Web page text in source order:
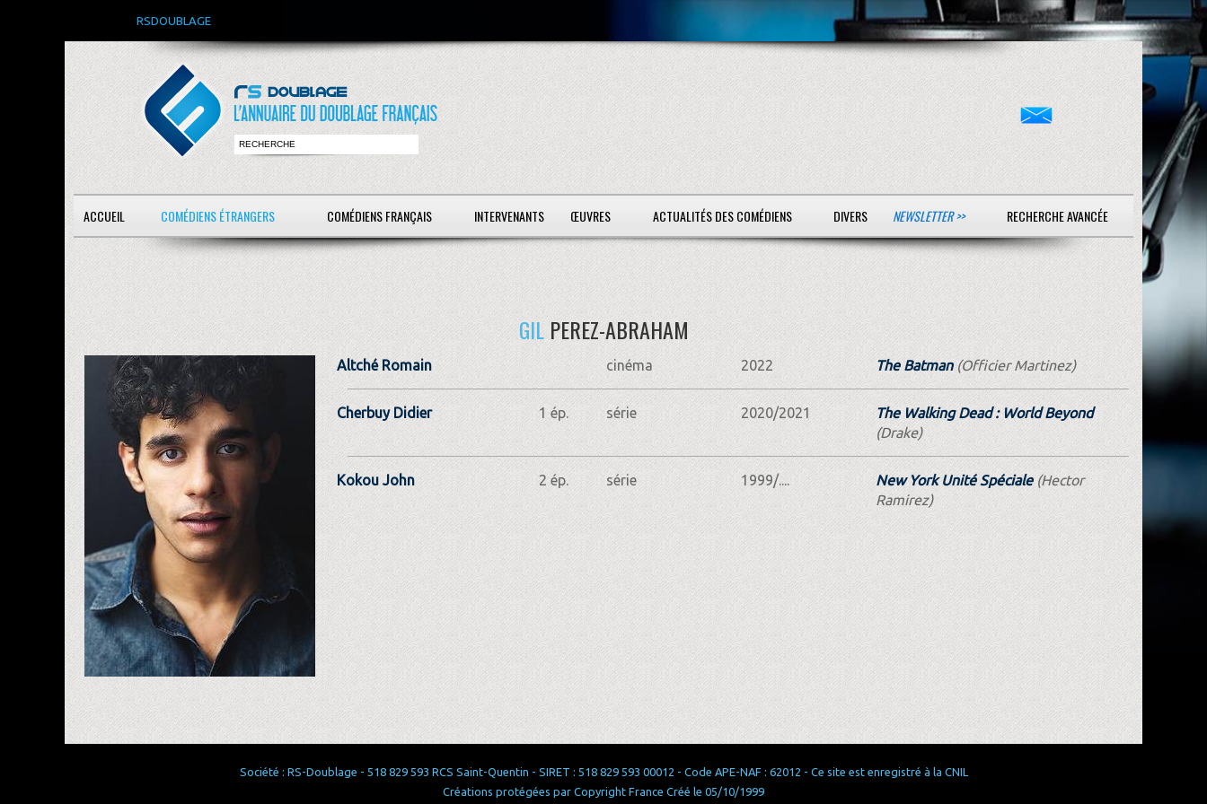
RSDOUBLAGE
ACCUEIL COMÉDIENS ÉTRANGERS COMÉDIENS FRANÇAIS INTERVENANTS ŒUVRES ACTUALITÉS DES COMÉDIENS DIVERS NEWSLETTER >> RECHERCHE AVANCÉE
GILPEREZ-ABRAHAM
Altché Romain cinéma 2022 The Batman(Officier Martinez)
Cherbuy Didier 1 ép. série 2020/2021
The Walking Dead : World Beyond
(Drake)
Kokou John 2 ép. série 1999/.... New York Unité Spéciale(Hector
Ramirez)
Société : RS-Doublage - 518 829 593 RCS Saint-Quentin - SIRET : 518 829 593 00012 - Code APE-NAF : 62012 - Ce site est enregistré à la CNIL
Créations protégées par Copyright France Créé le 05/10/1999